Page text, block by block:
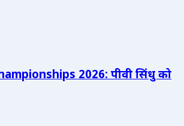
2026: पीवी सिंधु को